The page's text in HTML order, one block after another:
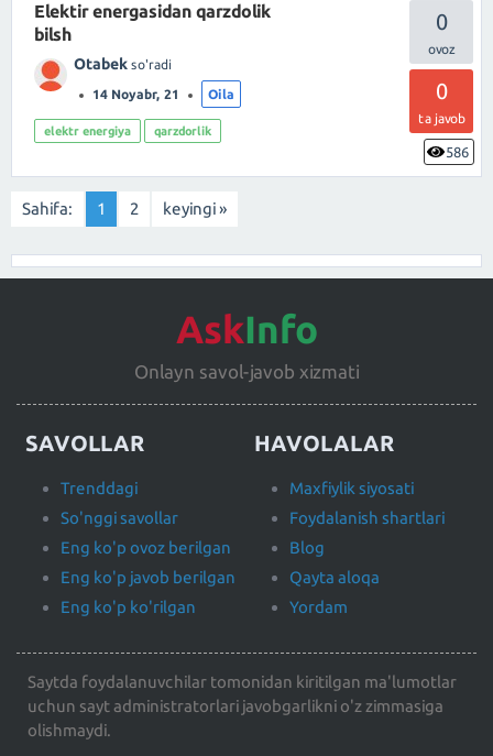
0
0
ta javob
586
Elektir energasidan qarzdolik
bilsh
Otabek so'radi
14 Noyabr, 21 Oila
elektr energiya qarzdorlik
Sahifa: 1 2 keyingi »
AskInfo
Onlayn savol-javob xizmati
SAVOLLAR
Trenddagi
So'nggi savollar
Eng ko'p ovoz berilgan
Eng ko'p javob berilgan
Eng ko'p ko'rilgan
HAVOLALAR
Maxfiylik siyosati
Foydalanish shartlari
Blog
Qayta aloqa
Yordam
Saytda foydalanuvchilar tomonidan kiritilgan ma'lumotlar
uchun sayt administratorlari javobgarlikni o'z zimmasiga
olishmaydi.